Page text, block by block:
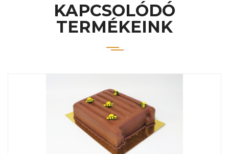
KAPCSOLÓDÓ
TERMÉKEINK